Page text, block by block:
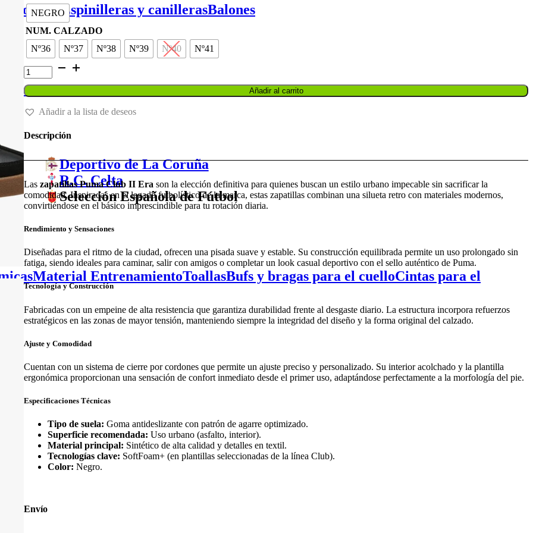
porteroEspinilleras y canillerasBalones
Balones
Deportivo de La Coruña
R.C. Celta
Selección Española de Fútbol
Material EntrenamientoToallasBufs y bragas para el cuelloCintas para el
era:
65,00 €.
es:
NEGRO
NUM. CALZADO
Nº36
Nº37 Nº38 Nº39 Nº40
Nº41
ZAPATILLA
PUMA
CLUB
II
ERA
cantidad
Añadir al carrito
Añadir a la lista de deseos
Descripción
Las zapatillas Puma Club II Era son la elección definitiva para quienes buscan un estilo urbano impecable sin sacrificar la
comodidad. Inspiradas en el legado futbolístico de la marca, estas zapatillas combinan una silueta retro con materiales modernos,
convirtiéndose en el básico imprescindible para tu rotación diaria.
Rendimiento y Sensaciones
Diseñadas para el ritmo de la ciudad, ofrecen una pisada suave y estable. Su construcción equilibrada permite un uso prolongado sin
fatiga, siendo ideales para caminar, salir con amigos o completar un look casual deportivo con el sello auténtico de Puma.
Tecnología y Construcción
Fabricadas con un empeine de alta resistencia que garantiza durabilidad frente al desgaste diario. La estructura incorpora refuerzos
estratégicos en las zonas de mayor tensión, manteniendo siempre la integridad del diseño y la forma original del calzado.
Ajuste y Comodidad
Cuentan con un sistema de cierre por cordones que permite un ajuste preciso y personalizado. Su interior acolchado y la plantilla
ergonómica proporcionan una sensación de confort inmediato desde el primer uso, adaptándose perfectamente a la morfología del pie.
Especificaciones Técnicas
Tipo de suela: Goma antideslizante con patrón de agarre optimizado.
Superficie recomendada: Uso urbano (asfalto, interior).
Material principal: Sintético de alta calidad y detalles en textil.
Tecnologías clave: SoftFoam+ (en plantillas seleccionadas de la línea Club).
Color: Negro.
Envío